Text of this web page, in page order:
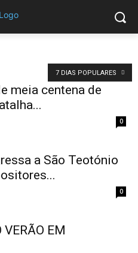
7 DIAS POPULARES
meia centena de
0
a São Teotónio
0
VERÃO EM